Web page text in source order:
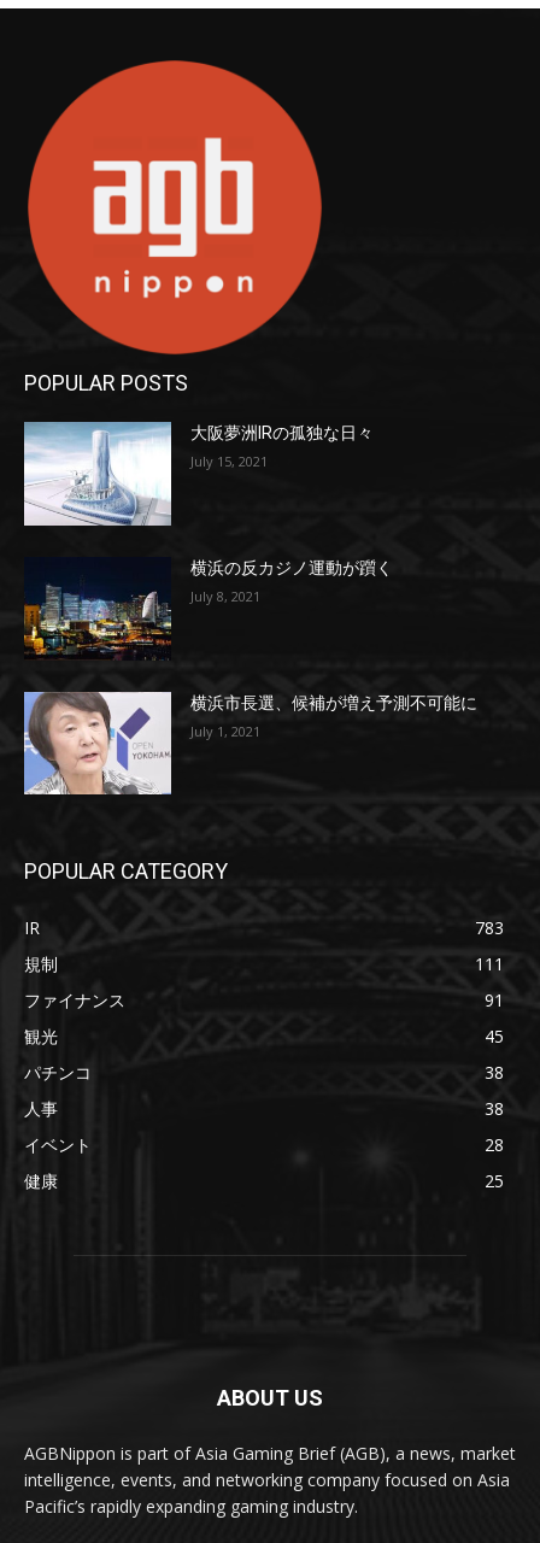
POPULAR POSTS
大阪夢洲IRの孤独な日々
July 15, 2021
横浜の反カジノ運動が躓く
July 8, 2021
横浜市長選、候補が増え予測不可能に
July 1, 2021
POPULAR CATEGORY
IR
783
規制
111
ファイナンス
91
観光
45
パチンコ
38
人事
38
イベント
28
健康
25
ABOUT US
AGBNippon is part of Asia Gaming Brief (AGB), a news, market
intelligence, events, and networking company focused on Asia
Pacific’s rapidly expanding gaming industry.